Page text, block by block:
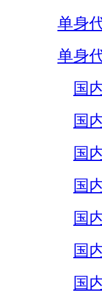
单身
单身
国
国
国
国
国
国
国